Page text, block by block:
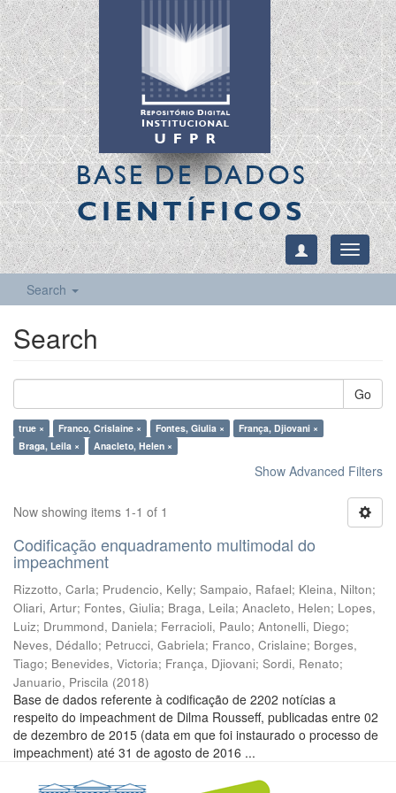
BASE DE DADOS
CIENTÍFICOS
Toggle
Search
Search
Go
true × Franco, Crislaine × Fontes, Giulia ×
França, Djiovani ×
Braga, Leila ×
Anacleto, Helen ×
Show Advanced Filters
Now showing items 1-1 of 1
Codificação enquadramento multimodal do
impeachment
Rizzotto, Carla; Prudencio, Kelly; Sampaio, Rafael; Kleina, Nilton;
Oliari, Artur; Fontes, Giulia; Braga, Leila; Anacleto, Helen; Lopes,
Luiz; Drummond, Daniela; Ferracioli, Paulo; Antonelli, Diego;
Neves, Dédallo; Petrucci, Gabriela; Franco, Crislaine; Borges,
Tiago; Benevides, Victoria; França, Djiovani; Sordi, Renato;
Januario, Priscila (2018)
Base de dados referente à codificação de 2202 notícias a
respeito do impeachment de Dilma Rousseff, publicadas entre 02
de dezembro de 2015 (data em que foi instaurado o processo de
impeachment) até 31 de agosto de 2016 ...